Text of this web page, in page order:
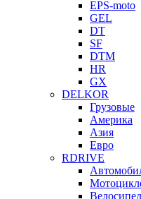
EPS-moto
GEL
DT
SF
DTM
HR
GX
DELKOR
Грузовые
Америка
Азия
Евро
RDRIVE